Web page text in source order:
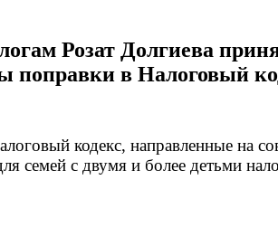
Розат Долгиева
поправки в Налоговый
кодекс, направленные на
семей с двумя и более детьми